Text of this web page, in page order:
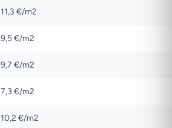
11,3 €/m2
9,5 €/m2
9,7 €/m2
7,3 €/m2
10,2 €/m2